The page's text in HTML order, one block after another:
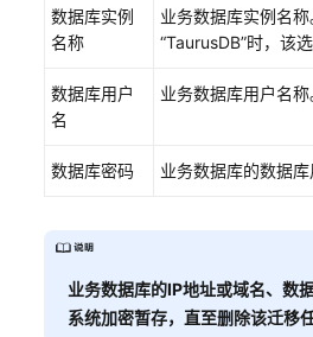
数据库实例
名称
业务数据库实例名
“TaurusDB”时，该选
数据库用户
名
业务数据库用户名称
数据库密码 业务数据库的数据库
业务数据库的IP地址或域名、数
系统加密暂存，直至删除该迁移